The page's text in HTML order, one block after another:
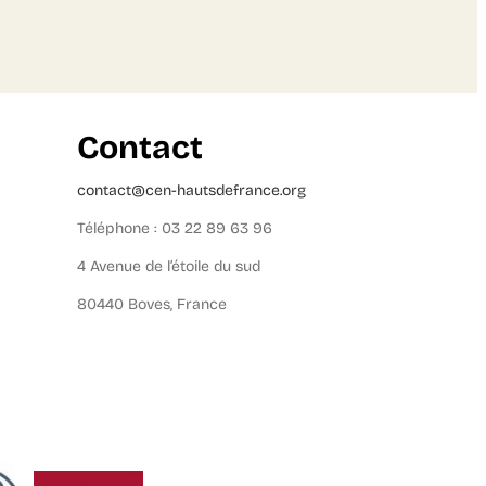
Contact
contact@cen-hautsdefrance.org
Téléphone : 03 22 89 63 96
4 Avenue de l’étoile du sud
80440 Boves, France